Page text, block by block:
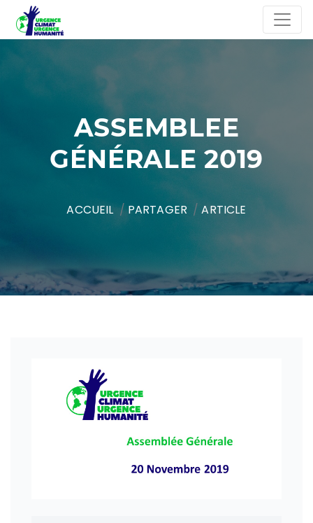
ASSEMBLEE
GÉNÉRALE 2019
ACCUEIL PARTAGER ARTICLE